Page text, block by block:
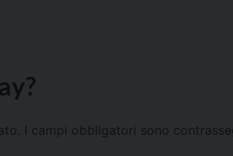
I campi obbligatori sono